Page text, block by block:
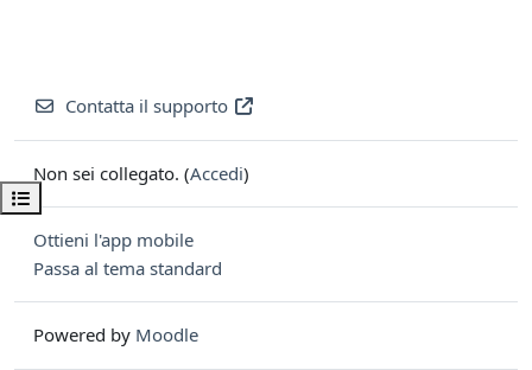
Apri indice del corso
Contatta il supporto
Non sei collegato. (Accedi)
Ottieni l'app mobile
Passa al tema standard
Powered by Moodle